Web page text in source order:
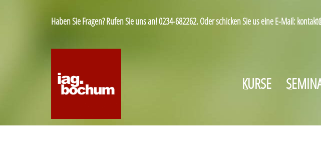
Haben Sie Fragen? Rufen Sie uns an! 0234-682262. Oder schicken Sie us eine E-Mail:
KURSE